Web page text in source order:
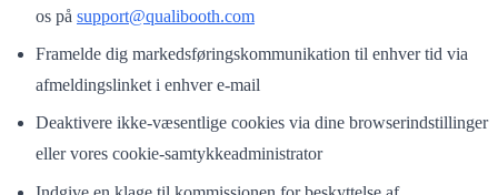
os på support@qualibooth.com
Framelde dig markedsføringskommunikation til enhver tid via
afmeldingslinket i enhver e-mail
Deaktivere ikke-væsentlige cookies via dine browserindstillinger
eller vores cookie-samtykkeadministrator